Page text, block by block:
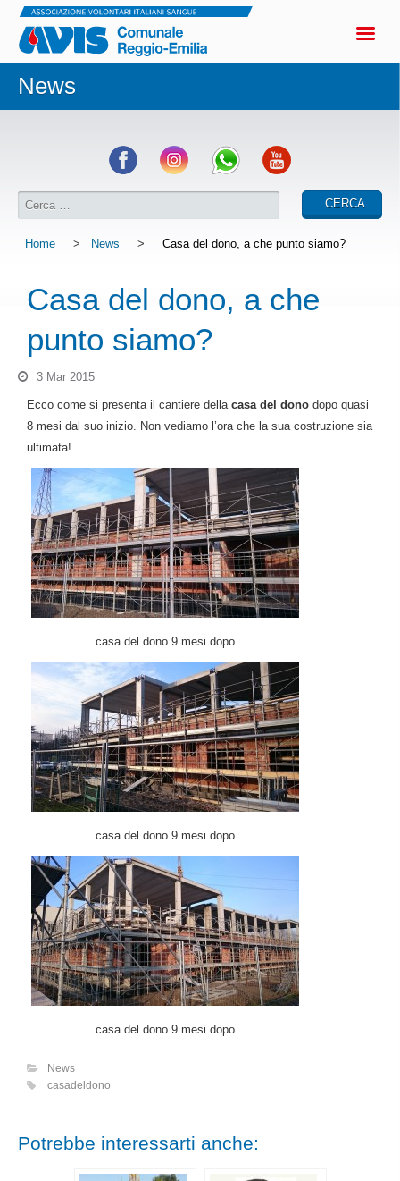
News
Home > News > Casa del dono, a che punto siamo?
Casa del dono, a che
punto siamo?
3 Mar 2015
Ecco come si presenta il cantiere della casa del dono dopo quasi
8 mesi dal suo inizio. Non vediamo l’ora che la sua costruzione sia
ultimata!
casa del dono 9 mesi dopo
casa del dono 9 mesi dopo
casa del dono 9 mesi dopo
News
casadeldono
Potrebbe interessarti anche: